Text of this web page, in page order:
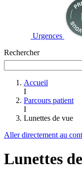
Urgences
Rechercher
Accueil
I
Parcours patient
I
Lunettes de vue
Aller directement au
Lunettes